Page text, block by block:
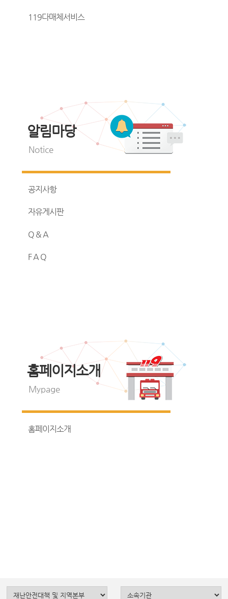
119다매체서비스
알림마당
Notice
공지사항
자유게시판
Q & A
F A Q
홈페이지소개
Mypage
홈페이지소개